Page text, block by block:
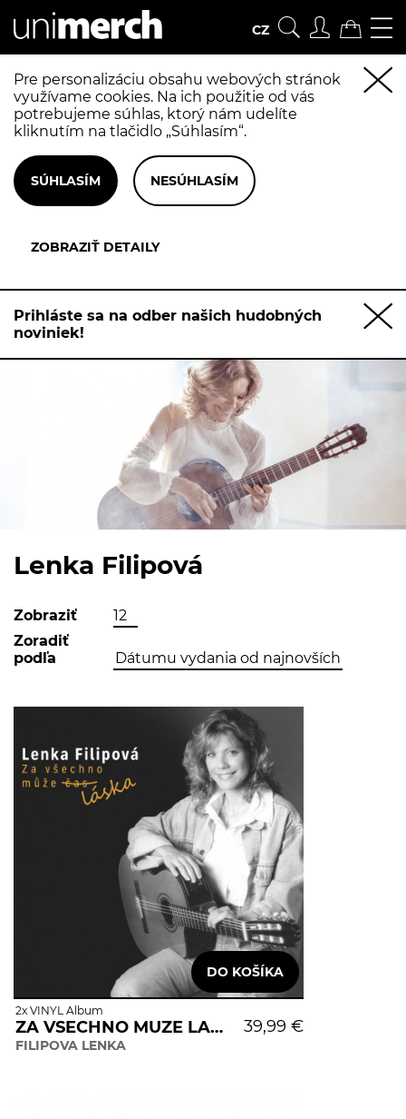
CZ
Pre personalizáciu obsahu webových stránok
využívame cookies. Na ich použitie od vás
potrebujeme súhlas, ktorý nám udelíte
kliknutím na tlačidlo „Súhlasím“.
Prihláste sa na odber našich hudobných
noviniek!
Lenka Filipová
Zobraziť
Zoradiť
podľa
39,99 €
2x VINYL Album
ZA VSECHNO MUZE LASKA
FILIPOVA LENKA